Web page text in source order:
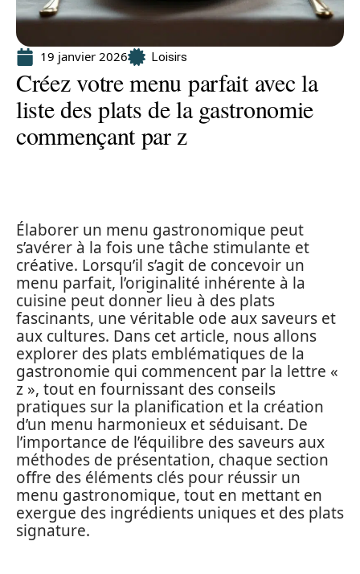
19 janvier 2026 Loisirs
Créez votre menu parfait avec la
liste des plats de la gastronomie
commençant par z
Élaborer un menu gastronomique peut
s’avérer à la fois une tâche stimulante et
créative. Lorsqu’il s’agit de concevoir un
menu parfait, l’originalité inhérente à la
cuisine peut donner lieu à des plats
fascinants, une véritable ode aux saveurs et
aux cultures. Dans cet article, nous allons
explorer des plats emblématiques de la
gastronomie qui commencent par la lettre «
z », tout en fournissant des conseils
pratiques sur la planification et la création
d’un menu harmonieux et séduisant. De
l’importance de l’équilibre des saveurs aux
méthodes de présentation, chaque section
offre des éléments clés pour réussir un
menu gastronomique, tout en mettant en
exergue des ingrédients uniques et des plats
signature.